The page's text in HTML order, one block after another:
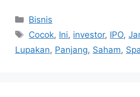
Kategori
Bisnis
Tag
Cocok, Ini, investor, IPO,
Lupakan, Panjang, Saham,